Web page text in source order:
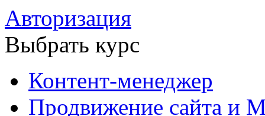
Авторизация
Выбрать курс
Контент-менеджер
Продвижение сайта и